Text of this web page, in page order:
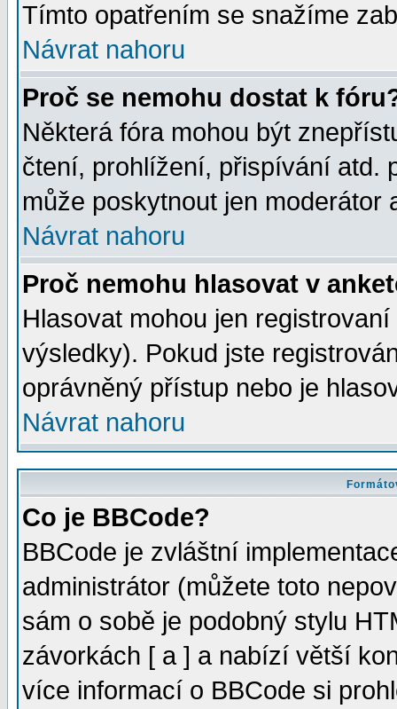
Tímto opatřením se snažíme
Návrat nahoru
Proč se nemohu dostat k
Některá fóra mohou být
čtení, prohlížení, přispívání atd.
může poskytnout jen moderátor
Návrat nahoru
Proč nemohu hlasovat v
Hlasovat mohou jen
výsledky). Pokud jste
oprávněný přístup nebo je
Návrat nahoru
Co je BBCode?
BBCode je zvláštní
administrátor (můžete toto
sám o sobě je podobný stylu
závorkách [ a ] a nabízí větší
více informací o BBCode si